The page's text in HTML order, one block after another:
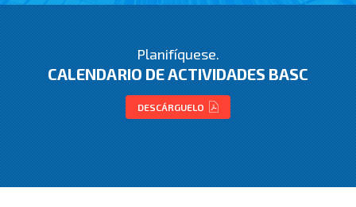
Planifíquese.
CALENDARIO DE ACTIVIDADES BASC
DESCÁRGUELO